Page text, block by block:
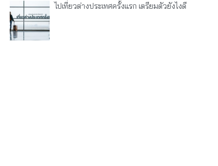
ไปเที่ยวต่างประเทศครั้งแรก เตรียมตัวยังไงดี